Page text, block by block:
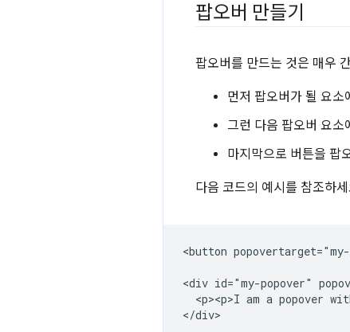
팝오버 만들기
팝오버를 만드는 것은 매우
먼저 팝오버가 될 요소
그런 다음 팝오버 요소
마지막으로 버튼을 팝
다음 코드의 예시를 참조하
<button
<div id="my-popover"
<p><p>I am a popover